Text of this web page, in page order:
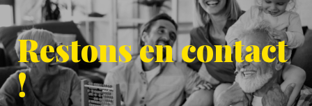
Restons en contact
!